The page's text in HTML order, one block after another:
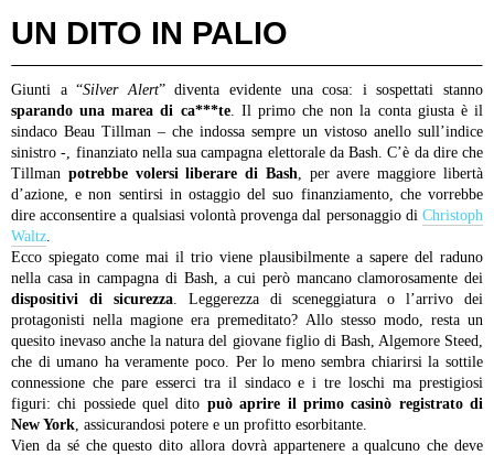
UN DITO IN PALIO
Giunti a “Silver Alert” diventa evidente una cosa: i sospettati stanno
sparando una marea di ca***te. Il primo che non la conta giusta è il
sindaco Beau Tillman – che indossa sempre un vistoso anello sull’indice
sinistro -, finanziato nella sua campagna elettorale da Bash. C’è da dire che
Tillman potrebbe volersi liberare di Bash , per avere maggiore libertà
d’azione, e non sentirsi in ostaggio del suo finanziamento, che vorrebbe
dire acconsentire a qualsiasi volontà provenga dal personaggio di Christoph
Waltz
Ecco spiegato come mai il trio viene plausibilmente a sapere del raduno
nella casa in campagna di Bash, a cui però mancano clamorosamente dei
dispositivi di sicurezza. Leggerezza di sceneggiatura o l’arrivo dei
protagonisti nella magione era premeditato? Allo stesso modo, resta un
quesito inevaso anche la natura del giovane figlio di Bash, Algemore Steed,
che di umano ha veramente poco. Per lo meno sembra chiarirsi la sottile
connessione che pare esserci tra il sindaco e i tre loschi ma prestigiosi
figuri: chi possiede quel dito può aprire il primo casinò registrato di
New York , assicurandosi potere e un profitto esorbitante.
Vien da sé che questo dito allora dovrà appartenere a qualcuno che deve